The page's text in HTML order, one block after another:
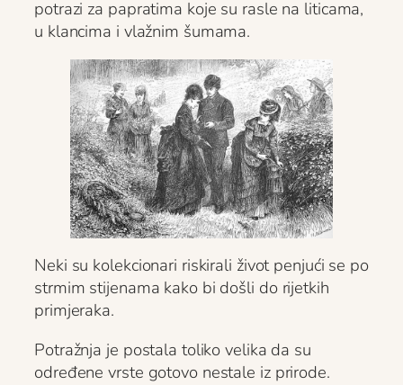
potrazi za papratima koje su rasle na liticama,
u klancima i vlažnim šumama.
Neki su kolekcionari riskirali život penjući se po
strmim stijenama kako bi došli do rijetkih
primjeraka.
Potražnja je postala toliko velika da su
određene vrste gotovo nestale iz prirode.